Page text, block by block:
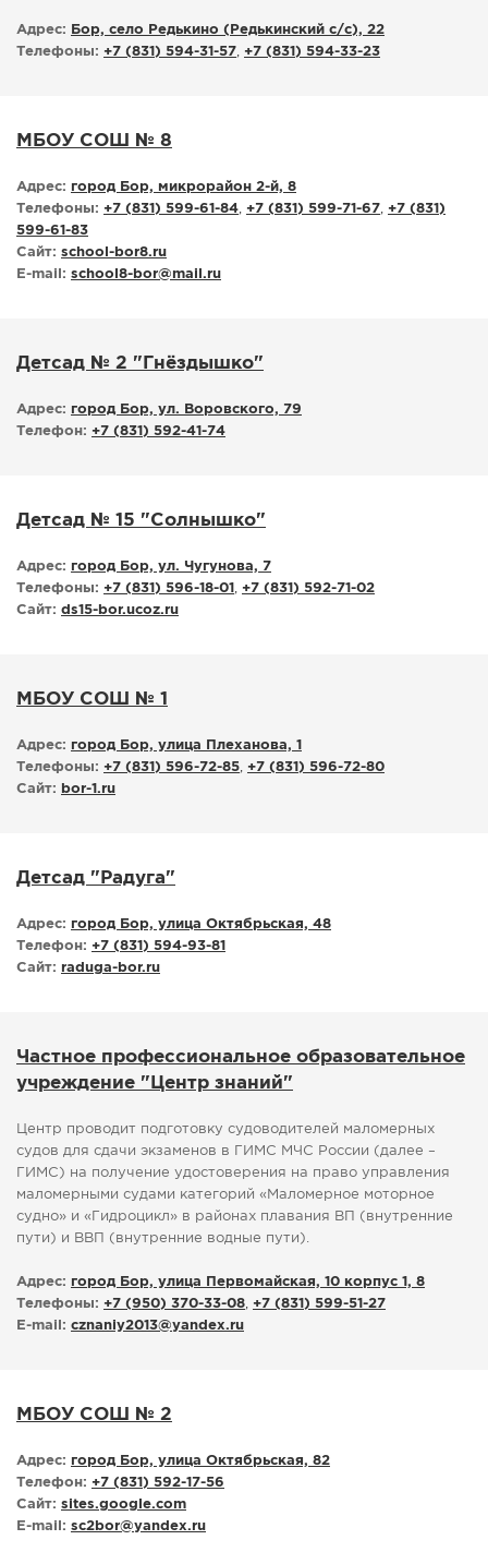
Адрес:
Бор, село Редькино (Редькинский с/с), 22
Телефоны: +7 (831) 594-31-57 +7 (831) 594-33-23
МБОУ СОШ № 8
Адрес: город Бор, микрорайон 2-й, 8
Телефоны: +7 (831) 599-61-84 +7 (831) 599-71-67
+7 (831)
599-61-83
Сайт: school-bor8.ru
E-mail: school8-bor@mail.ru
Детсад № 2 "Гнёздышко"
Адрес: город Бор, ул. Воровского, 79
Телефон: +7 (831) 592-41-74
Детсад № 15 "Солнышко"
Адрес: город Бор, ул. Чугунова, 7
Телефоны: +7 (831) 596-18-01
+7 (831) 592-71-02
Сайт: ds15-bor.ucoz.ru
МБОУ СОШ № 1
Адрес: город Бор, улица Плеханова, 1
Телефоны: +7 (831) 596-72-85
+7 (831) 596-72-80
Сайт:
bor-1.ru
Детсад "Радуга"
Адрес: город Бор, улица Октябрьская, 48
Телефон: +7 (831) 594-93-81
Сайт: raduga-bor.ru
Частное профессиональное образовательное
учреждение "Центр знаний"
Центр проводит подготовку судоводителей маломерных
судов для сдачи экзаменов в ГИМС МЧС России (далее –
ГИМС) на получение удостоверения на право управления
маломерными судами категорий «Маломерное моторное
судно» и «Гидроцикл» в районах плавания ВП (внутренние
пути) и ВВП (внутренние водные пути).
Адрес: город Бор, улица Первомайская, 10 корпус 1, 8
Телефоны: +7 (950) 370-33-08
+7 (831) 599-51-27
E-mail: cznaniy2013@yandex.ru
МБОУ СОШ № 2
Адрес: город Бор, улица Октябрьская, 82
Телефон: +7 (831) 592-17-56
Сайт: sites.google.com
E-mail: sc2bor@yandex.ru